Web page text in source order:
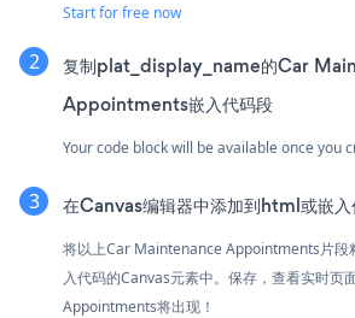
Start for free now
复制plat_display_name的Car
Appointments嵌入代码段
Your code block will be available once you
在Canvas编辑器中添加到html或嵌入
将以上Car Maintenance Appointments片段
入代码的Canvas元素中。保存，查看实时
Appointments将出现！